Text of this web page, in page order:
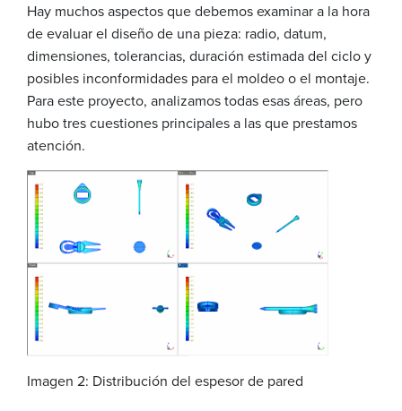
Hay muchos aspectos que debemos examinar a la hora
de evaluar el diseño de una pieza: radio, datum,
dimensiones, tolerancias, duración estimada del ciclo y
posibles inconformidades para el moldeo o el montaje.
Para este proyecto, analizamos todas esas áreas, pero
hubo tres cuestiones principales a las que prestamos
atención.
Imagen 2: Distribución del espesor de pared